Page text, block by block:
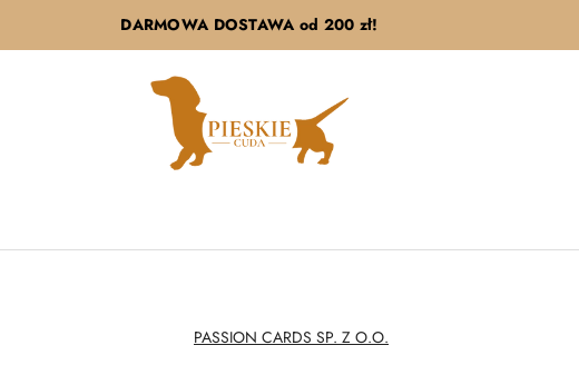
DARMOWA DOSTAWA od 200 zł!
NAZWA
PRODUCENTA:
PASSION CARDS SP. Z O.O.